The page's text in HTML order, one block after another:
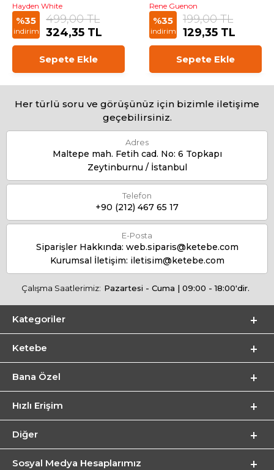
Hayden White
%35
indirim
499,00 TL
324,35 TL
Sepete Ekle
Rene Guenon
%35
indirim
199,00 TL
129,35 TL
Sepete Ekle
Her türlü soru ve görüşünüz için bizimle iletişime
geçebilirsiniz.
Adres
Maltepe mah. Fetih cad. No: 6 Topkapı
Zeytinburnu / İstanbul
Telefon
+90 (212) 467 65 17
E-Posta
Siparişler Hakkında: web.siparis@ketebe.com
Kurumsal İletişim: iletisim@ketebe.com
Çalışma Saatlerimiz: Pazartesi - Cuma | 09:00 - 18:00'dir.
Kategoriler
Ketebe
Bana Özel
Hızlı Erişim
Diğer
Sosyal Medya Hesaplarımız